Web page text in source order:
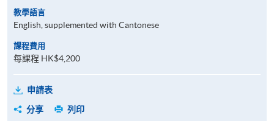
教學語言
English, supplemented with Cantonese
課程費用
每課程 HK$4,200
申請表
分享
列印